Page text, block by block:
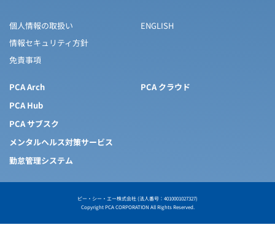
個人情報の取扱い
情報セキュリティ方針
免責事項
ENGLISH
PCA Arch
PCA Hub
PCA サブスク
メンタルヘルス対策サービス
勤怠管理システム
PCA クラウド
ピー・シー・エー株式会社 (法人番号：4010001027327)
Copyright PCA CORPORATION All Rights Reserved.